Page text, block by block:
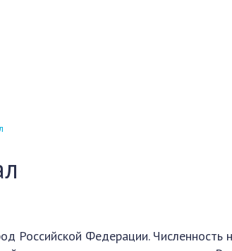
Российской Федерации. Численность